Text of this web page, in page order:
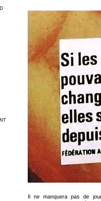
Il ne manquera pas de